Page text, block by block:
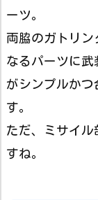
ーツ。
両脇のガトリン
なるパーツに
がシンプルかつ
す。
ただ、ミサイル
すね。